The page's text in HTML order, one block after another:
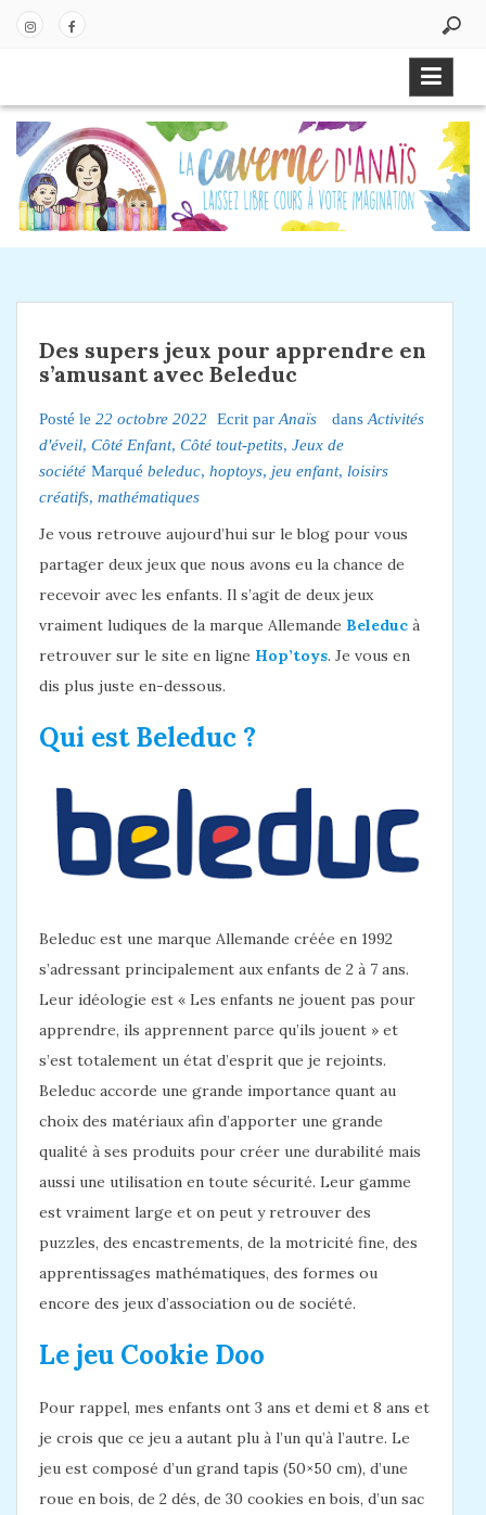
o
ag
ra
m
bo
ok
Des supers jeux pour apprendre en
s’amusant avec Beleduc
Posté le 22 octobre 2022 Ecrit par Anaïs dans Activités
d'éveil, Côté Enfant, Côté tout-petits, Jeux de
société Marqué beleduc, hoptoys, jeu enfant, loisirs
créatifs, mathématiques
Je vous retrouve aujourd’hui sur le blog pour vous
partager deux jeux que nous avons eu la chance de
recevoir avec les enfants. Il s’agit de deux jeux
vraiment ludiques de la marque Allemande Beleduc à
retrouver sur le site en ligne Hop’toys. Je vous en
dis plus juste en-dessous.
Qui est Beleduc ?
Beleduc est une marque Allemande créée en 1992
s’adressant principalement aux enfants de 2 à 7 ans.
Leur idéologie est « Les enfants ne jouent pas pour
apprendre, ils apprennent parce qu’ils jouent » et
s’est totalement un état d’esprit que je rejoints.
Beleduc accorde une grande importance quant au
choix des matériaux afin d’apporter une grande
qualité à ses produits pour créer une durabilité mais
aussi une utilisation en toute sécurité. Leur gamme
est vraiment large et on peut y retrouver des
puzzles, des encastrements, de la motricité fine, des
apprentissages mathématiques, des formes ou
encore des jeux d’association ou de société.
Le jeu Cookie Doo
Pour rappel, mes enfants ont 3 ans et demi et 8 ans et
je crois que ce jeu a autant plu à l’un qu’à l’autre. Le
jeu est composé d’un grand tapis (50×50 cm), d’une
roue en bois, de 2 dés, de 30 cookies en bois, d’un sac